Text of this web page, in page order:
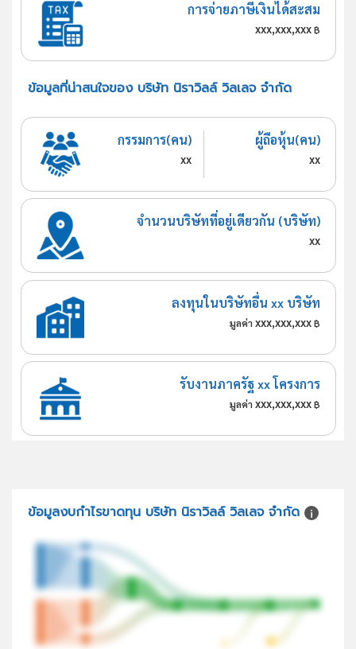
การจ่ายภาษีเงินได้สะสม
xxx,xxx,xxx฿
ข้อมูลที่น่าสนใจของ บริษัท นิราวิลล์ วิลเลจ จำกัด
กรรมการ(คน)
xx
ผู้ถือหุ้น(คน)
xx
จำนวนบริษัทที่อยู่เดียวกัน (บริษัท)
xx
ลงทุนในบริษัทอื่น xx บริษัท
มูลค่า xxx,xxx,xxx ฿
รับงานภาครัฐ xx โครงการ
มูลค่า xxx,xxx,xxx ฿
ข้อมูลงบกำไรขาดทุน บริษัท นิราวิลล์ วิลเลจ จำกัด